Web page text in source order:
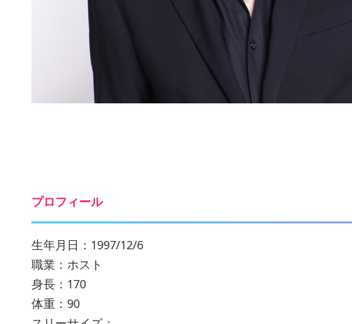
プロフィール
生年月日：1997/12/6
職業：ホスト
身長：170
体重：90